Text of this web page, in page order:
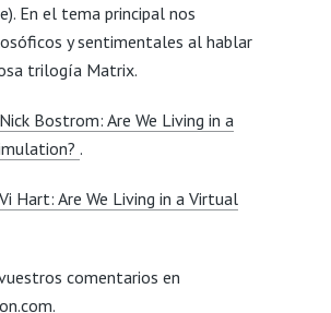
En el tema principal nos
y sentimentales al hablar
trilogía Matrix.
Bostrom: Are We Living in a
.
Hart: Are We Living in a Virtual
comentarios en
.